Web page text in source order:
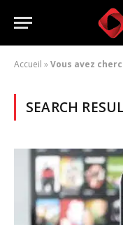
Accueil »Vous avez
SEARCH